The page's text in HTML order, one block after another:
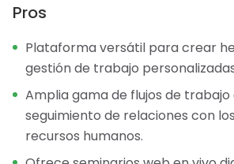
Pros
Plataforma versátil para crear
gestión de trabajo
Amplia gama de flujos de trabajo
seguimiento de relaciones con
recursos humanos.